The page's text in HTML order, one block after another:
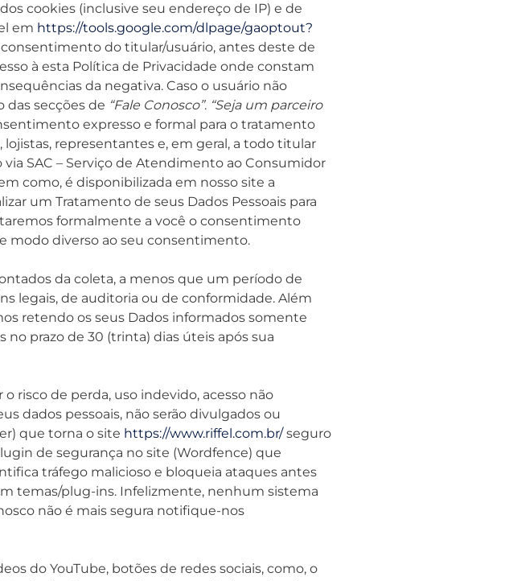
cookies (inclusive seu endereço de IP) e de
em https://tools.google.com/dlpage/gaoptout?
do titular/usuário, antes deste de
à esta Política de Privacidade onde constam
da negativa. Caso o usuário não
das secções de “Fale Conosco”. “Seja um parceiro
expresso e formal para o tratamento
representantes e, em geral, a todo titular
SAC – Serviço de Atendimento ao Consumidor
como, é disponibilizada em nosso site a
um Tratamento de seus Dados Pessoais para
formalmente a você o consentimento
modo diverso ao seu consentimento.
da coleta, a menos que um período de
legais, de auditoria ou de conformidade. Além
retendo os seus Dados informados somente
no prazo de 30 (trinta) dias úteis após sua
risco de perda, uso indevido, acesso não
dados pessoais, não serão divulgados ou
que torna o site https://www.riffel.com.br/seguro
de segurança no site (Wordfence) que
tráfego malicioso e bloqueia ataques antes
temas/plug-ins. Infelizmente, nenhum sistema
não é mais segura notifique-nos
do YouTube, botões de redes sociais, como, o